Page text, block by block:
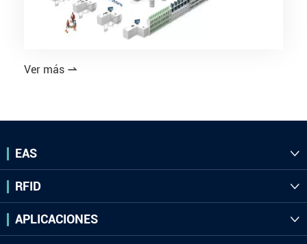
Ver más 
EAS 
RFID 
APLICACIONES 